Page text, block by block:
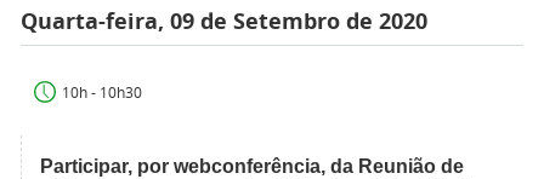
Quarta-feira, 09 de Setembro de 2020
10h - 10h30
Participar, por webconferência, da Reunião de